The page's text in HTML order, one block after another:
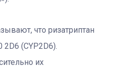
что ризатриптан
2D6 (CYP2D6).
их